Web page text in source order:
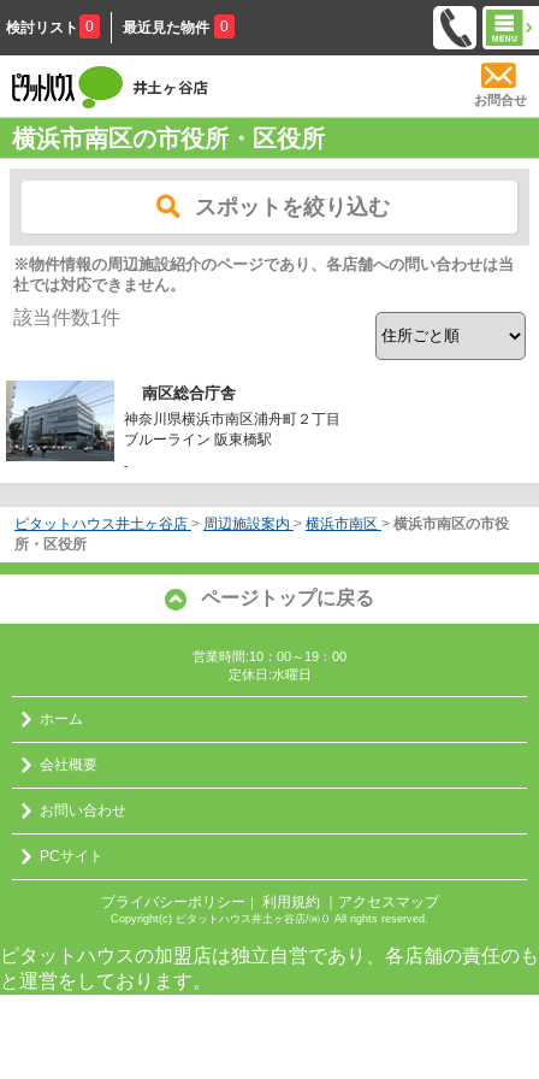
検討リスト 0 最近見た物件 0
お問合せ
横浜市南区の市役所・区役所
スポットを絞り込む
※物件情報の周辺施設紹介のページであり、各店舗への問い合わせは当
社では対応できません。
該当件数1件
南区総合庁舎
神奈川県横浜市南区浦舟町２丁目
ブルーライン 阪東橋駅
-
ピタットハウス井土ヶ谷店 > 周辺施設案内 > 横浜市南区 > 横浜市南区の市役
所・区役所
ページトップに戻る
営業時間:10：00～19：00
定休日:水曜日
ホーム
会社概要
お問い合わせ
PCサイト
プライバシーポリシー ｜ 利用規約 ｜アクセスマップ
Copyright(c) ピタットハウス井土ヶ谷店/㈱０ All rights reserved.
ピタットハウスの加盟店は独立自営であり、各店舗の責任のも
と運営をしております。